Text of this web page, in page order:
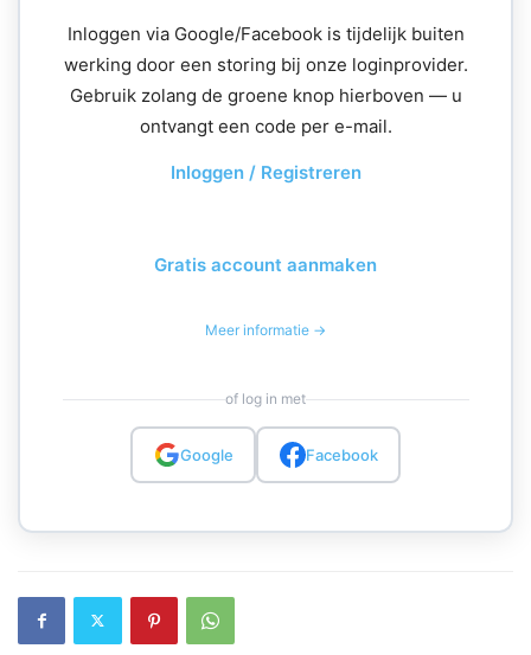
Inloggen via Google/Facebook is tijdelijk buiten
werking door een storing bij onze loginprovider.
Gebruik zolang de groene knop hierboven — u
ontvangt een code per e-mail.
Inloggen / Registreren
Gratis account aanmaken
Meer informatie →
of log in met
Google Facebook